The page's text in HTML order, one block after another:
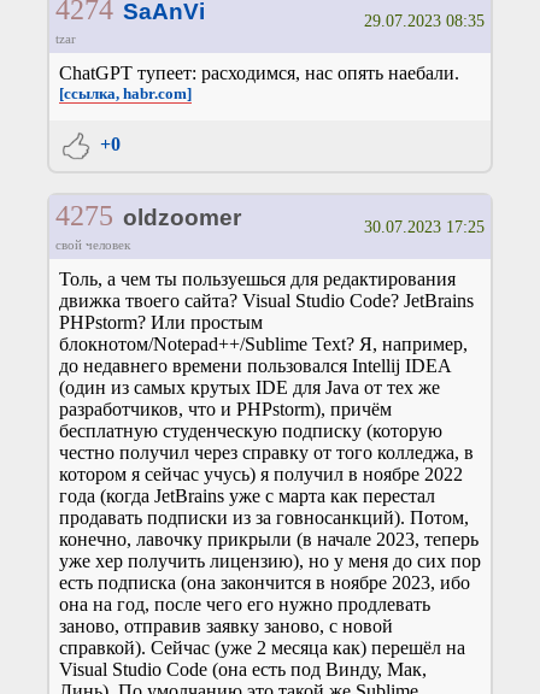
4274 SaAnVi
tzar
29.07.2023 08:35
ChatGPT тупеет: расходимся, нас опять наебали.
[ссылка, habr.com]
+0
4275 oldzoomer
свой человек
30.07.2023 17:25
Толь, а чем ты пользуешься для редактирования
движка твоего сайта? Visual Studio Code? JetBrains
PHPstorm? Или простым
блокнотом/Notepad++/Sublime Text? Я, например,
до недавнего времени пользовался Intellij IDEA
(один из самых крутых IDE для Java от тех же
разработчиков, что и PHPstorm), причём
бесплатную студенческую подписку (которую
честно получил через справку от того колледжа, в
котором я сейчас учусь) я получил в ноябре 2022
года (когда JetBrains уже с марта как перестал
продавать подписки из за говносанкций). Потом,
конечно, лавочку прикрыли (в начале 2023, теперь
уже хер получить лицензию), но у меня до сих пор
есть подписка (она закончится в ноябре 2023, ибо
она на год, после чего его нужно продлевать
заново, отправив заявку заново, с новой
справкой). Сейчас (уже 2 месяца как) перешёл на
Visual Studio Code (она есть под Винду, Мак,